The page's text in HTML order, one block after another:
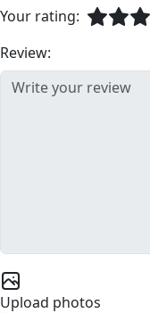
Your rating:
Review:
Upload photos